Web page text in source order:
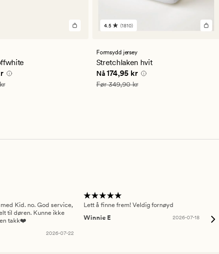
pris
kr
1810
en
gjennomsnittlig
vurdering
på
4.5
4.5 (1810)
Formsydd jersey
Stretchlaken hvit
Nåværende pris
Nå 174,95 kr
Vanlig pris 349,90 kr
Før349,90 kr
Kid. no. God service,
til døren. Kunne ikke
takk❤️
2026-07-22
Lett å finne frem! Veldig fornøyd
Winnie E
2026-07-18